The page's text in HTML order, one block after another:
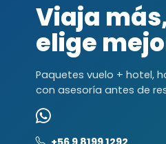
Viaja
elige
Paquetes vuelo + hotel,
con asesoría antes de